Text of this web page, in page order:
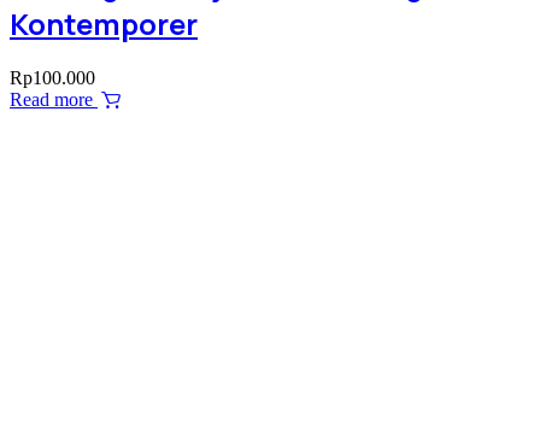
Kontemporer
Rp100.000
Read more